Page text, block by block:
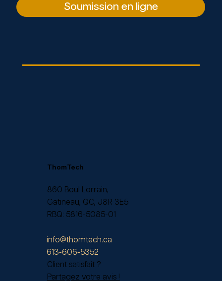
Soumission en ligne
ThomTech
860 Boul Lorrain,
Gatineau, QC, J8R 3E5
RBQ: 5816-5085-01
info@thomtech.ca
613-606-5352
Client satisfait ?
Partagez votre avis !